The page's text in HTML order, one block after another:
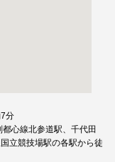
分
心線北参道駅、千代田
立競技場駅の各駅から徒